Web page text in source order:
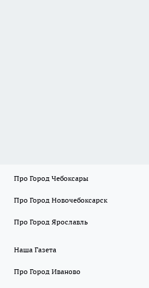
Про Город Чебоксары
Про Город Новочебоксарск
Про Город Ярославль
Наша Газета
Про Город Иваново